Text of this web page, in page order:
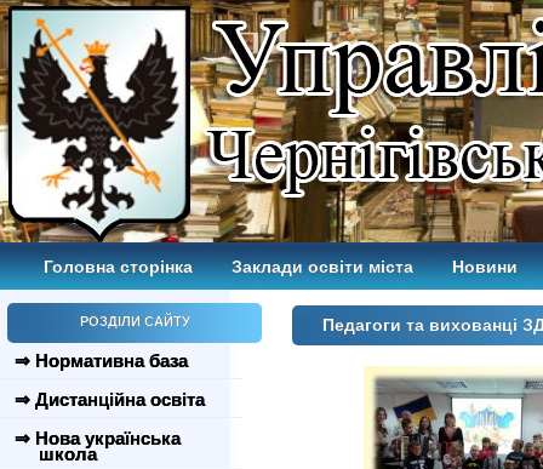
Головна сторінка Заклади освіти міста Новини
РОЗДІЛИ САЙТУ
⇒ Нормативна база
⇒ Дистанційна освіта
⇒ Нова українська
школа
Педагоги та вихованці